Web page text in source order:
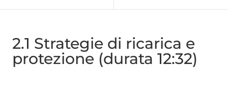
2.1 Strategie di ricarica e
protezione (durata 12:32)